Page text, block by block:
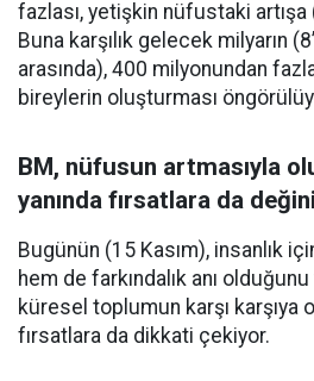
fazlası, yetişkin nüfustaki
Buna karşılık gelecek milyarın
arasında), 400 milyonundan
bireylerin oluşturması
BM, nüfusun artmasıyla
yanında fırsatlara da
Bugünün (15 Kasım), insanlık
hem de farkındalık anı
küresel toplumun karşı karşıya
fırsatlara da dikkati çekiyor.